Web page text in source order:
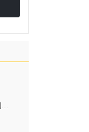
质量可靠 1734-233asc 机架 控制器模块